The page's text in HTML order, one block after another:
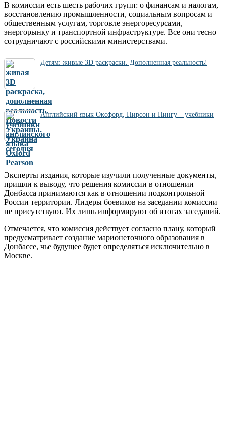
В комиссии есть шесть рабочих групп: о финансам и налогам,
восстановлению промышленности, социальным вопросам и
общественным услугам, торговле энергоресурсами,
энергорынку и транспортной инфраструктуре. Все они тесно
сотрудничают с российскими министерствами.
Детям: живые 3D раскраски. Дополненная реальность!
Английский язык Оксфорд, Пирсон и Пингу – учебники
Эксперты издания, которые изучили полученные документы,
пришли к выводу, что решения комиссии в отношении
Донбасса принимаются как в отношении подконтрольной
России территории. Лидеры боевиков на заседании комиссии
не присутствуют. Их лишь информируют об итогах заседаний.
Отмечается, что комиссия действует согласно плану, который
предусматривает создание марионеточного образования в
Донбассе, чье будущее будет определяться исключительно в
Москве.